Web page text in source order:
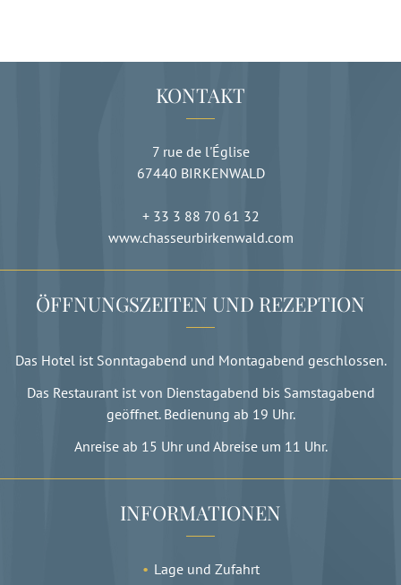
KONTAKT
7 rue de l'Église
67440 BIRKENWALD
+ 33 3 88 70 61 32
www.chasseurbirkenwald.com
ÖFFNUNGSZEITEN UND REZEPTION
Das Hotel ist Sonntagabend und Montagabend geschlossen.
Das Restaurant ist von Dienstagabend bis Samstagabend
geöffnet. Bedienung ab 19 Uhr.
Anreise ab 15 Uhr und Abreise um 11 Uhr.
INFORMATIONEN
Lage und Zufahrt